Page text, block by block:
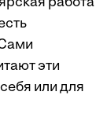
эти
или для